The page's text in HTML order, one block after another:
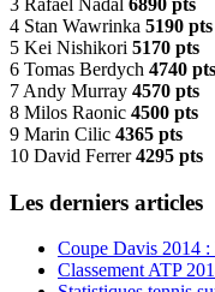
3 Rafael Nadal 6890 pts
4 Stan Wawrinka 5190 pts
5 Kei Nishikori 5170 pts
6 Tomas Berdych 4740 pts
7 Andy Murray 4570 pts
8 Milos Raonic 4500 pts
9 Marin Cilic 4365 pts
10 David Ferrer4295 pts
Les derniers articles
Coupe Davis 2014
Classement ATP